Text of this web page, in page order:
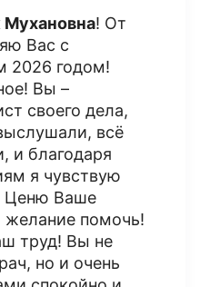
Мухановна! От
Вас с
2026 годом!
Вы –
своего дела,
всё
и благодаря
я чувствую
Ценю Ваше
помочь!
труд! Вы не
но и очень